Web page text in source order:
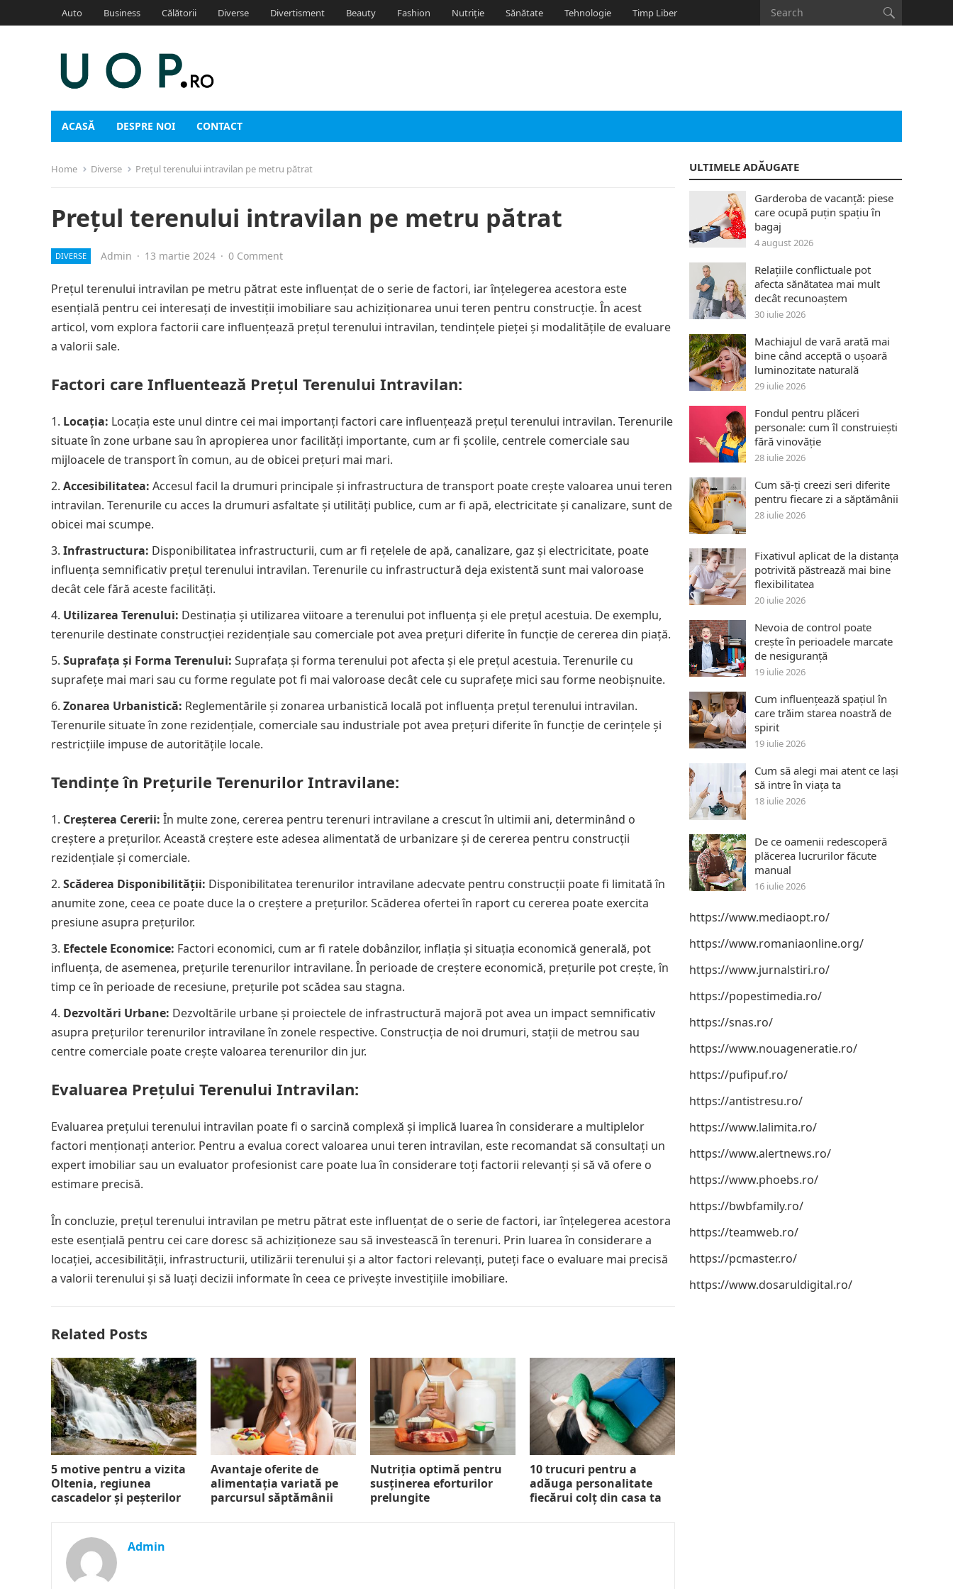
Auto Business Călătorii Diverse Divertisment Beauty Fashion Nutriție Sănătate Tehnologie Timp Liber
ACASĂ DESPRE NOI CONTACT
Home Diverse Prețul terenului intravilan pe metru pătrat
Prețul terenului intravilan pe metru pătrat
DIVERSE Admin · 13 martie 2024 · 0 Comment
Prețul terenului intravilan pe metru pătrat este influențat de o serie de factori, iar înțelegerea acestora este
esențială pentru cei interesați de investiții imobiliare sau achiziționarea unui teren pentru construcție. În acest
articol, vom explora factorii care influențează prețul terenului intravilan, tendințele pieței și modalitățile de evaluare
a valorii sale.
Factori care Influentează Prețul Terenului Intravilan:
Locația: Locația este unul dintre cei mai importanți factori care influențează prețul terenului intravilan. Terenurile
situate în zone urbane sau în apropierea unor facilități importante, cum ar fi școlile, centrele comerciale sau
mijloacele de transport în comun, au de obicei prețuri mai mari.
Accesibilitatea: Accesul facil la drumuri principale și infrastructura de transport poate crește valoarea unui teren
intravilan. Terenurile cu acces la drumuri asfaltate și utilități publice, cum ar fi apă, electricitate și canalizare, sunt de
obicei mai scumpe.
Infrastructura: Disponibilitatea infrastructurii, cum ar fi rețelele de apă, canalizare, gaz și electricitate, poate
influența semnificativ prețul terenului intravilan. Terenurile cu infrastructură deja existentă sunt mai valoroase
decât cele fără aceste facilități.
Utilizarea Terenului: Destinația și utilizarea viitoare a terenului pot influența și ele prețul acestuia. De exemplu,
terenurile destinate construcției rezidențiale sau comerciale pot avea prețuri diferite în funcție de cererea din piață.
Suprafața și Forma Terenului: Suprafața și forma terenului pot afecta și ele prețul acestuia. Terenurile cu
suprafețe mai mari sau cu forme regulate pot fi mai valoroase decât cele cu suprafețe mici sau forme neobișnuite.
Zonarea Urbanistică: Reglementările și zonarea urbanistică locală pot influența prețul terenului intravilan.
Terenurile situate în zone rezidențiale, comerciale sau industriale pot avea prețuri diferite în funcție de cerințele și
restricțiile impuse de autoritățile locale.
Tendințe în Prețurile Terenurilor Intravilane:
Creșterea Cererii: În multe zone, cererea pentru terenuri intravilane a crescut în ultimii ani, determinând o
creștere a prețurilor. Această creștere este adesea alimentată de urbanizare și de cererea pentru construcții
rezidențiale și comerciale.
Scăderea Disponibilității: Disponibilitatea terenurilor intravilane adecvate pentru construcții poate fi limitată în
anumite zone, ceea ce poate duce la o creștere a prețurilor. Scăderea ofertei în raport cu cererea poate exercita
presiune asupra prețurilor.
Efectele Economice: Factori economici, cum ar fi ratele dobânzilor, inflația și situația economică generală, pot
influența, de asemenea, prețurile terenurilor intravilane. În perioade de creștere economică, prețurile pot crește, în
timp ce în perioade de recesiune, prețurile pot scădea sau stagna.
Dezvoltări Urbane: Dezvoltările urbane și proiectele de infrastructură majoră pot avea un impact semnificativ
asupra prețurilor terenurilor intravilane în zonele respective. Construcția de noi drumuri, stații de metrou sau
centre comerciale poate crește valoarea terenurilor din jur.
Evaluarea Prețului Terenului Intravilan:
Evaluarea prețului terenului intravilan poate fi o sarcină complexă și implică luarea în considerare a multiplelor
factori menționați anterior. Pentru a evalua corect valoarea unui teren intravilan, este recomandat să consultați un
expert imobiliar sau un evaluator profesionist care poate lua în considerare toți factorii relevanți și să vă ofere o
estimare precisă.
În concluzie, prețul terenului intravilan pe metru pătrat este influențat de o serie de factori, iar înțelegerea acestora
este esențială pentru cei care doresc să achiziționeze sau să investească în terenuri. Prin luarea în considerare a
locației, accesibilității, infrastructurii, utilizării terenului și a altor factori relevanți, puteți face o evaluare mai precisă
a valorii terenului și să luați decizii informate în ceea ce privește investițiile imobiliare.
Related Posts
5 motive pentru a vizita
Oltenia, regiunea
cascadelor și peșterilor
Avantaje oferite de
alimentația variată pe
parcursul săptămânii
Nutriția optimă pentru
susținerea eforturilor
prelungite
10 trucuri pentru a
adăuga personalitate
fiecărui colț din casa ta
Admin
ULTIMELE ADĂUGATE
Garderoba de vacanță: piese
care ocupă puțin spațiu în
bagaj
4 august 2026
Relațiile conflictuale pot
afecta sănătatea mai mult
decât recunoaștem
30 iulie 2026
Machiajul de vară arată mai
bine când acceptă o ușoară
luminozitate naturală
29 iulie 2026
Fondul pentru plăceri
personale: cum îl construiești
fără vinovăție
28 iulie 2026
Cum să-ți creezi seri diferite
pentru fiecare zi a săptămânii
28 iulie 2026
Fixativul aplicat de la distanța
potrivită păstrează mai bine
flexibilitatea
20 iulie 2026
Nevoia de control poate
crește în perioadele marcate
de nesiguranță
19 iulie 2026
Cum influențează spațiul în
care trăim starea noastră de
spirit
19 iulie 2026
Cum să alegi mai atent ce lași
să intre în viața ta
18 iulie 2026
De ce oamenii redescoperă
plăcerea lucrurilor făcute
manual
16 iulie 2026
https://www.mediaopt.ro/
https://www.romaniaonline.org/
https://www.jurnalstiri.ro/
https://popestimedia.ro/
https://snas.ro/
https://www.nouageneratie.ro/
https://pufipuf.ro/
https://antistresu.ro/
https://www.lalimita.ro/
https://www.alertnews.ro/
https://www.phoebs.ro/
https://bwbfamily.ro/
https://teamweb.ro/
https://pcmaster.ro/
https://www.dosaruldigital.ro/